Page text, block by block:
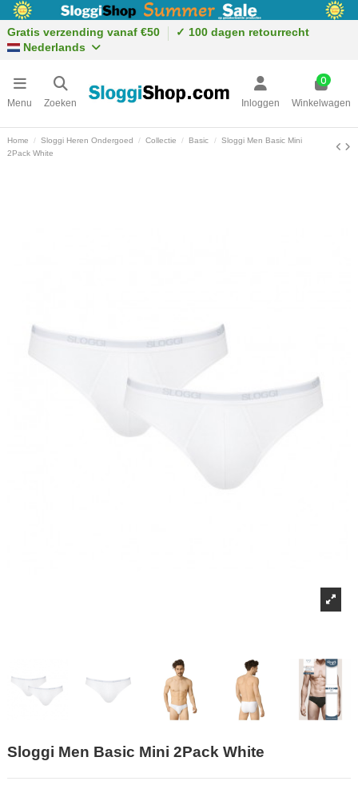
Gratis verzending vanaf €50
✓ 100 dagen retourrecht
Nederlands
Menu Zoeken Inloggen
0
Winkelwagen
Home Sloggi Heren Ondergoed Collectie Basic
Sloggi Men Basic Mini
2Pack White
Sloggi Men Basic Mini 2Pack White